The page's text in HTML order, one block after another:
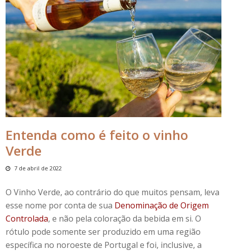
Entenda como é feito o vinho
Verde
7 de abril de 2022
O Vinho Verde, ao contrário do que muitos pensam, leva
esse nome por conta de sua Denominação de Origem
Controlada, e não pela coloração da bebida em si. O
rótulo pode somente ser produzido em uma região
específica no noroeste de Portugal e foi, inclusive, a